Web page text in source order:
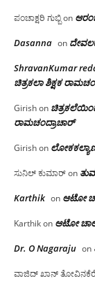
ಪಂಚಾಕ್ಷರಿ ಗುಬ್ಬಿon
Dasanna on
ShravanKumar
ಚಿತ್ರಕಲಾ ಶಿಕ್ಷಕ
Girishon ಚಿತ್ರಕಲೆಯಿಂದ
ರಾಮಚಂದ್ರಾಚಾರ್
Girishon
ಸುನಿಲ್ ಕುಮಾರ್on
Karthik on ಆಟೋ
Karthikon ಆಟೋ
Dr. O Nagaraju on
ವಾಜಿದ್ ಖಾನ್ ತೋವಿನಕೆರೆ